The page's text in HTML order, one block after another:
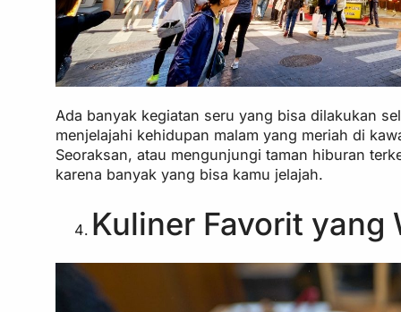
Ada banyak kegiatan seru yang bisa dilakukan
menjelajahi kehidupan malam yang meriah di
Seoraksan, atau mengunjungi taman hiburan
karena banyak yang bisa kamu jelajah.
Kuliner Favorit yang